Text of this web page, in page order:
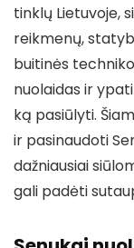
tinklų Lietuvoje,
reikmenų,
buitinės
nuolaidas ir
ką pasiūlyti.
ir pasinaudoti
dažniausiai
gali padėti